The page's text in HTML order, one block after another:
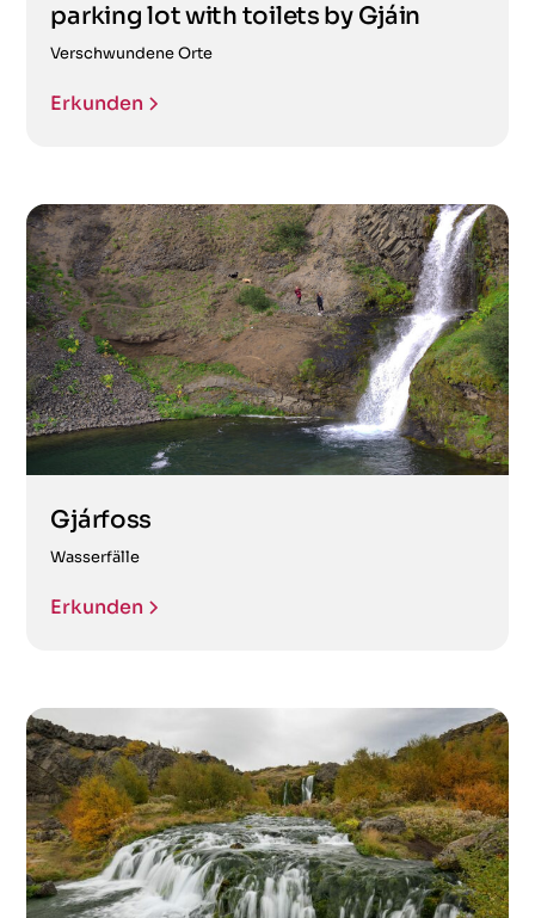
parking lot with toilets by Gjáin
Verschwundene Orte
Erkunden
Gjárfoss
Wasserfälle
Erkunden